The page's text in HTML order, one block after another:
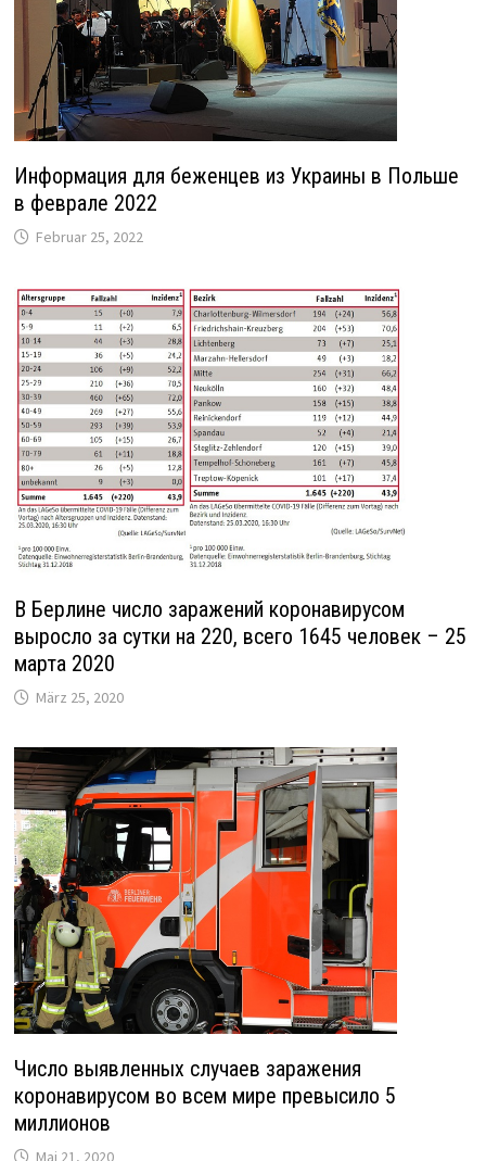
Информация для беженцев из Украины в Польше
в феврале 2022
Februar 25, 2022
В Берлине число заражений коронавирусом
выросло за сутки на 220, всего 1645 человек – 25
марта 2020
März 25, 2020
Число выявленных случаев заражения
коронавирусом во всем мире превысило 5
миллионов
Mai 21, 2020